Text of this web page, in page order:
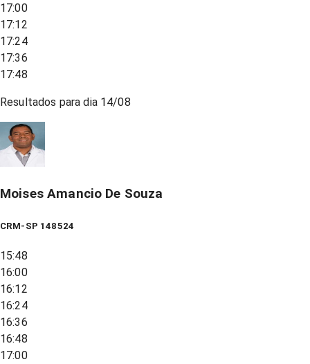
17:00
17:12
17:24
17:36
17:48
Resultados para dia 14/08
Moises Amancio De Souza
CRM-SP 148524
15:48
16:00
16:12
16:24
16:36
16:48
17:00